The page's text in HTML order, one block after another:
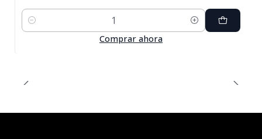
Cantidad
Comprar ahora